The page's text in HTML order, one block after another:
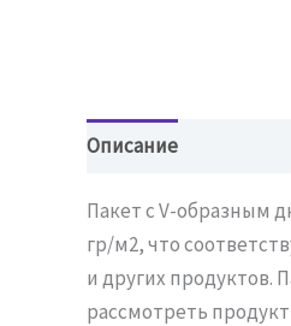
Описание
Пакет с V-образным
гр/м2, что
и других продуктов.
рассмотреть